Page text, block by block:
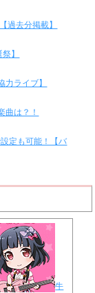
過去分掲載】
】
ライブ】
曲は？！
定も可能！【バ
牛